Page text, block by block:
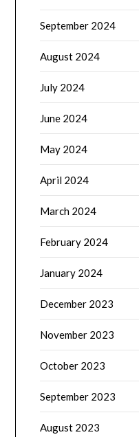
September 2024
August 2024
July 2024
June 2024
May 2024
April 2024
March 2024
February 2024
January 2024
December 2023
November 2023
October 2023
September 2023
August 2023